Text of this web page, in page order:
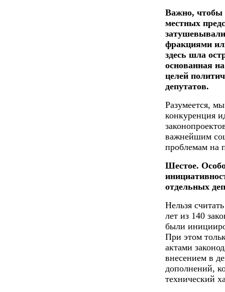
Важно, чтобы
местных
фракциями
здесь шла
основанная
целей
депутатов.
Разумеется,
конкуренция
важнейшим
проблемам на
Шестое.
отдельных
Нельзя
лет из 140
были
При этом
актами
внесением в
дополнений,
технический